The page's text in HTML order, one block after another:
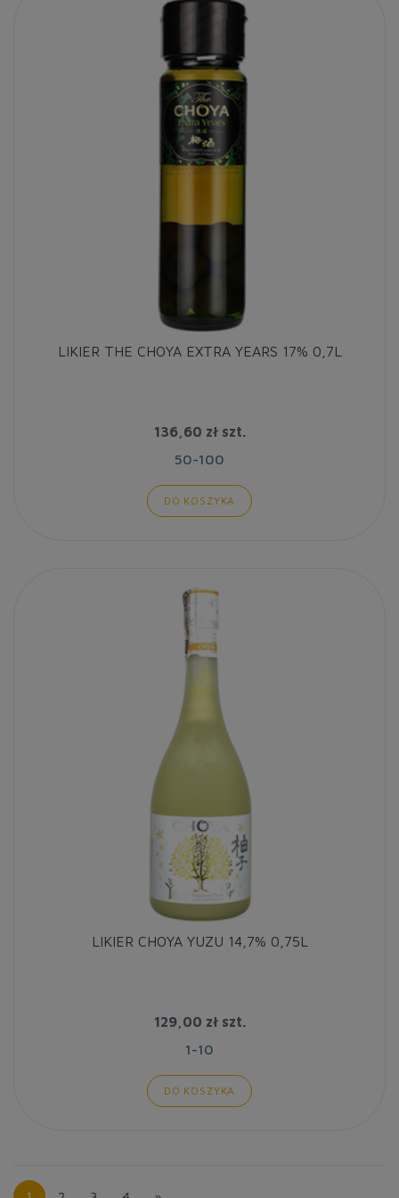
LIKIER THE CHOYA EXTRA YEARS 17% 0,7L
136,60 złszt.
50-100
DO KOSZYKA
LIKIER CHOYA YUZU 14,7% 0,75L
129,00 złszt.
1-10
DO KOSZYKA